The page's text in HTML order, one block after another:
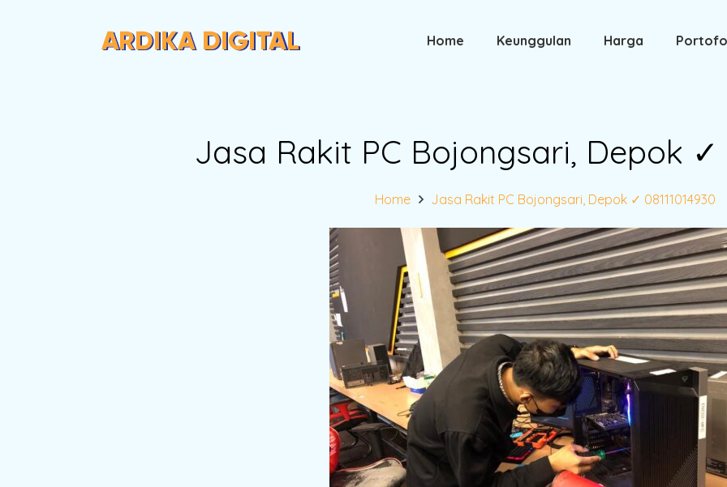
Home Keunggulan Harga
Jasa Rakit PC Bojongsari, Depok ✓
Home Jasa Rakit PC Bojongsari, Depok ✓ 08111014930